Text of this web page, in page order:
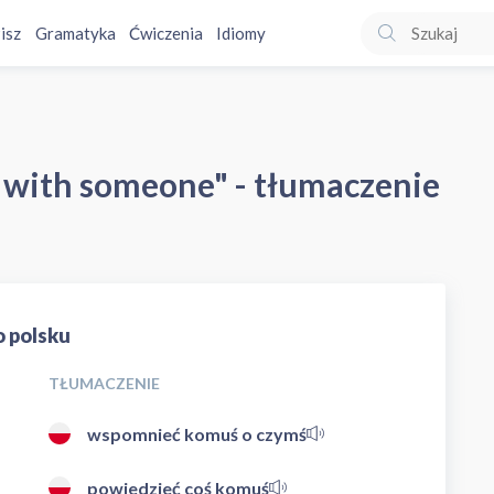
Gramatyka Ćwiczenia Idiomy
someone" - tłumaczenie
polsku
TŁUMACZENIE
wspomnieć komuś o czymś
powiedzieć coś komuś